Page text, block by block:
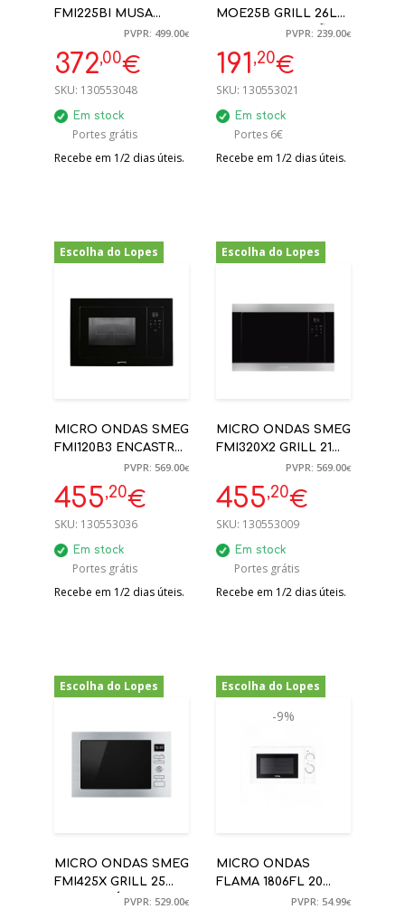
FMI225BI MUSA
PRETO 60X39CM 25L
PVPR: 499.00€
372,00€
SKU: 130553048
Em stock
Portes grátis
Recebe em 1/2 dias úteis.
MOE25B GRILL 26L
LIVRE INSTALAÇÃO
PRETO
PVPR: 239.00€
191 ,20€
SKU: 130553021
Em stock
Portes 6€
Recebe em 1/2 dias úteis.
Escolha do Lopes
MICRO ONDAS SMEG
FMI120B3 ENCASTRE
20L GRILL PRETO
PVPR: 569.00€
455,20€
SKU: 130553036
Em stock
Portes grátis
Recebe em 1/2 dias úteis.
Escolha do Lopes
MICRO ONDAS SMEG
FMI320X2 GRILL 21
LITROS INOX/VIDRO
ENCASTRE
PVPR: 569.00€
455,20€
SKU: 130553009
Em stock
Portes grátis
Recebe em 1/2 dias úteis.
Escolha do Lopes
MICRO ONDAS SMEG
FMI425X GRILL 25
LITROS SÉRIEPVPR: 529.00€
Escolha do Lopes
-9%
MICRO ONDAS
FLAMA 1806FL 20
LITROS 700W S/PVPR: 54.99€